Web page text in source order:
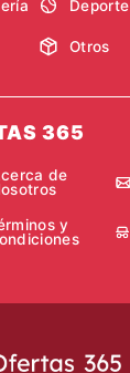
Deporte
Otros
365
de
y